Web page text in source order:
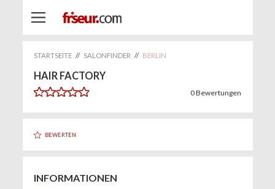
STARTSEITE // SALONFINDER // BERLIN
HAIR FACTORY
0Bewertungen
BEWERTEN
INFORMATIONEN